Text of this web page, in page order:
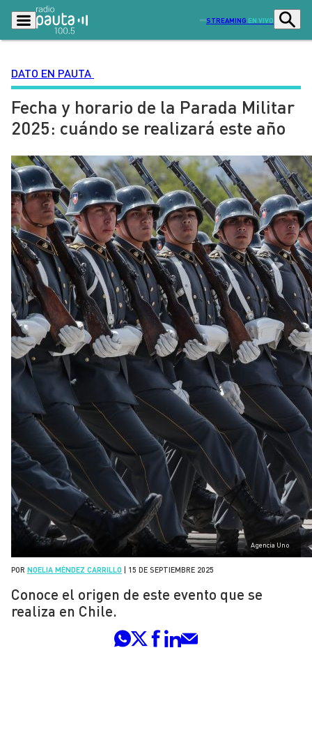
STREAMING EN VIVO
Podcasts Programas
Lo Último Actualidad
Ciudad Economía
Radio en vivo Sostenibilidad
Tendencias Deportes
Entretención y Cultura Opinión
Dato en Pauta Señal 2
Contenido Patrocinado
DATO EN PAUTA
Fecha y horario de la Parada Militar
2025: cuándo se realizará este año
Agencia Uno
POR NOELIA MÉNDEZ CARRILLO 15 DE SEPTIEMBRE 2025
Conoce el origen de este evento que se
realiza en Chile.